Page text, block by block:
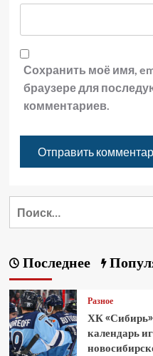
Сохранить моё имя,
браузере для
комментариев.
Последнее
Разное
ХК
календарь